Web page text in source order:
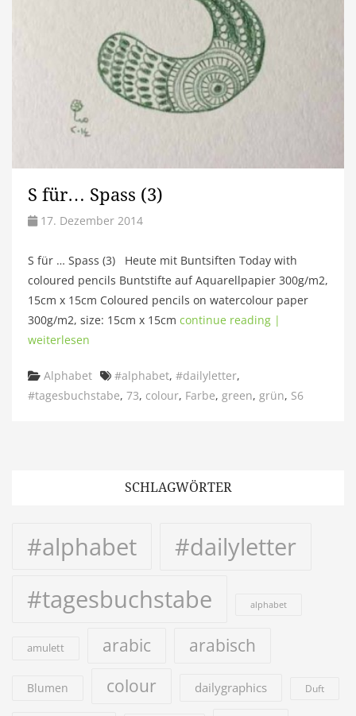
S für… Spass (3)
17. Dezember 2014
S für … Spass (3) Heute mit Buntsiften Today with
coloured pencils Buntstifte auf Aquarellpapier 300g/m2,
15cm x 15cm Coloured pencils on watercolour paper
300g/m2, size: 15cm x 15cm continue reading |
weiterlesen
Categories
Alphabet Tags
#alphabet, #dailyletter,
#tagesbuchstabe, 73, colour, Farbe, green, grün, S6
SCHLAGWÖRTER
#alphabet
#dailyletter
#tagesbuchstabe
alphabet
amulett arabic arabisch
Blumen colour dailygraphics Duft